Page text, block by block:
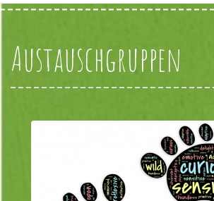
Austauschgruppen